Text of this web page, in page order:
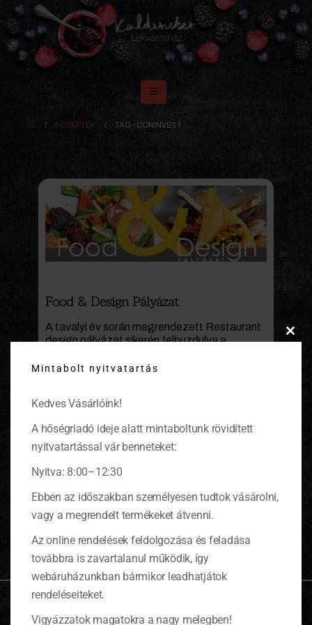
RECEPTEK TAG - CONINVEST
Food & Design Pályázat
A tavalyi év során megrendezett Restaurant
design pályázat sikerén felbuzdulva a
fiatalokat, ezúttal a food art jegyében.
KOSÁR
0 ITEMS
Mintabolt nyitvatartás
Kedves Vásárlóink!
A hőségriadó ideje alatt mintaboltunk rövidített
nyitvatartással vár benneteket:
Nyitva: 8:00–12:30
Ebben az időszakban személyesen tudtok vásárolni,
vagy a megrendelt termékeket átvenni.
Az online rendelések feldolgozása és feladása
továbbra is zavartalanul működik, így
webáruházunkban bármikor leadhatjátok
rendeléseiteket.
Vigyázzatok magatokra a nagy melegben!